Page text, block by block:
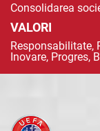
Consolidarea
VALORI
Responsabilitate,
Inovare, Progres,